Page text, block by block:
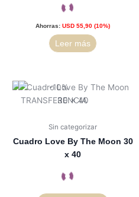
Ahorras: USD 55,90 (10%)
Leer más
Sin categorizar
Cuadro Love By The Moon 30
x 40